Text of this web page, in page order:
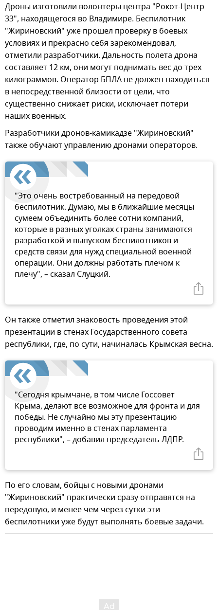
Дроны изготовили волонтеры центра "Рокот-Центр
33", находящегося во Владимире. Беспилотник
"Жириновский" уже прошел проверку в боевых
условиях и прекрасно себя зарекомендовал,
отметили разработчики. Дальность полета дрона
составляет 12 км, они могут поднимать вес до трех
килограммов. Оператор БПЛА не должен находиться
в непосредственной близости от цели, что
существенно снижает риски, исключает потери
наших военных.
Разработчики дронов-камикадзе "Жириновский"
также обучают управлению дронами операторов.
"Это очень востребованный на передовой
беспилотник. Думаю, мы в ближайшие месяцы
сумеем объединить более сотни компаний,
которые в разных уголках страны занимаются
разработкой и выпуском беспилотников и
средств связи для нужд специальной военной
операции. Они должны работать плечом к
плечу", – сказал Слуцкий.
Он также отметил знаковость проведения этой
презентации в стенах Государственного совета
республики, где, по сути, начиналась Крымская весна.
"Сегодня крымчане, в том числе Госсовет
Крыма, делают все возможное для фронта и для
победы. Не случайно мы эту презентацию
проводим именно в стенах парламента
республики", – добавил председатель ЛДПР.
По его словам, бойцы с новыми дронами
"Жириновский" практически сразу отправятся на
передовую, и менее чем через сутки эти
беспилотники уже будут выполнять боевые задачи.